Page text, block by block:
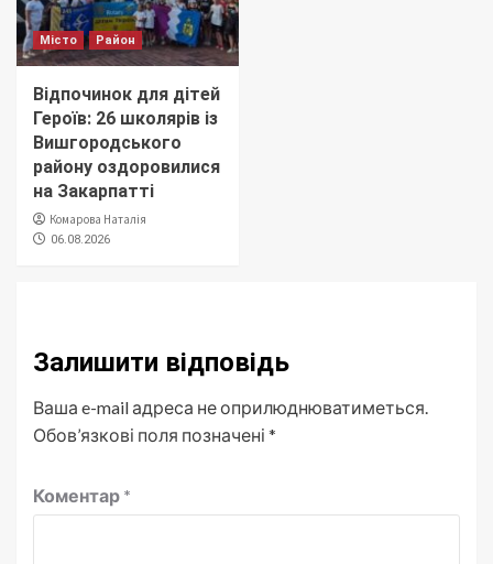
Місто Район
Відпочинок для дітей
Героїв: 26 школярів із
Вишгородського
району оздоровилися
на Закарпатті
Комарова Наталія
06.08.2026
Залишити відповідь
Ваша e-mail адреса не оприлюднюватиметься.
Обов’язкові поля позначені *
Коментар *